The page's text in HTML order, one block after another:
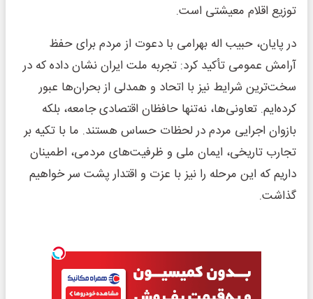
توزیع اقلام معیشتی است.
در پایان، حبیب اله بهرامی با دعوت از مردم برای حفظ
آرامش عمومی تأکید کرد: تجربه ملت ایران نشان داده که در
سخت‌ترین شرایط نیز با اتحاد و همدلی از بحران‌ها عبور
کرده‌ایم. تعاونی‌ها، نه‌تنها حافظان اقتصادی جامعه، بلکه
بازوان اجرایی مردم در لحظات حساس هستند. ما با تکیه بر
تجارب تاریخی، ایمان ملی و ظرفیت‌های مردمی، اطمینان
داریم که این مرحله را نیز با عزت و اقتدار پشت سر خواهیم
گذاشت.